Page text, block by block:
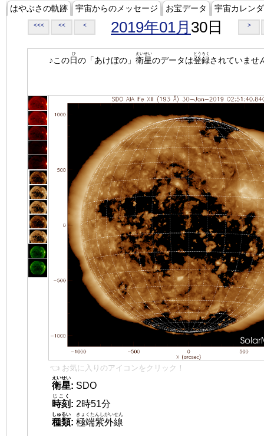
はやぶさの軌跡 宇宙からのメッセージ お宝データ 宇宙カレン
<<< << < 2019年01月 30日 >
♪この日
ひ
の「あけぼの」 衛星
えいせい
のデータは登録
とうろく
されていませ
👈 お気に入りのアイコンをクリック！
衛星
えいせい
: SDO
時刻
じこく
: 2時51分
種類
しゅるい
: 極端紫外線
きょくたんしがいせん